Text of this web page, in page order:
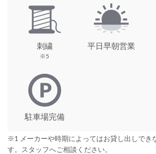
刺繍
※5
平日早朝営業
駐車場完備
※1 メーカーや時期によってはお貸し出しでき
す。スタッフへご相談ください。